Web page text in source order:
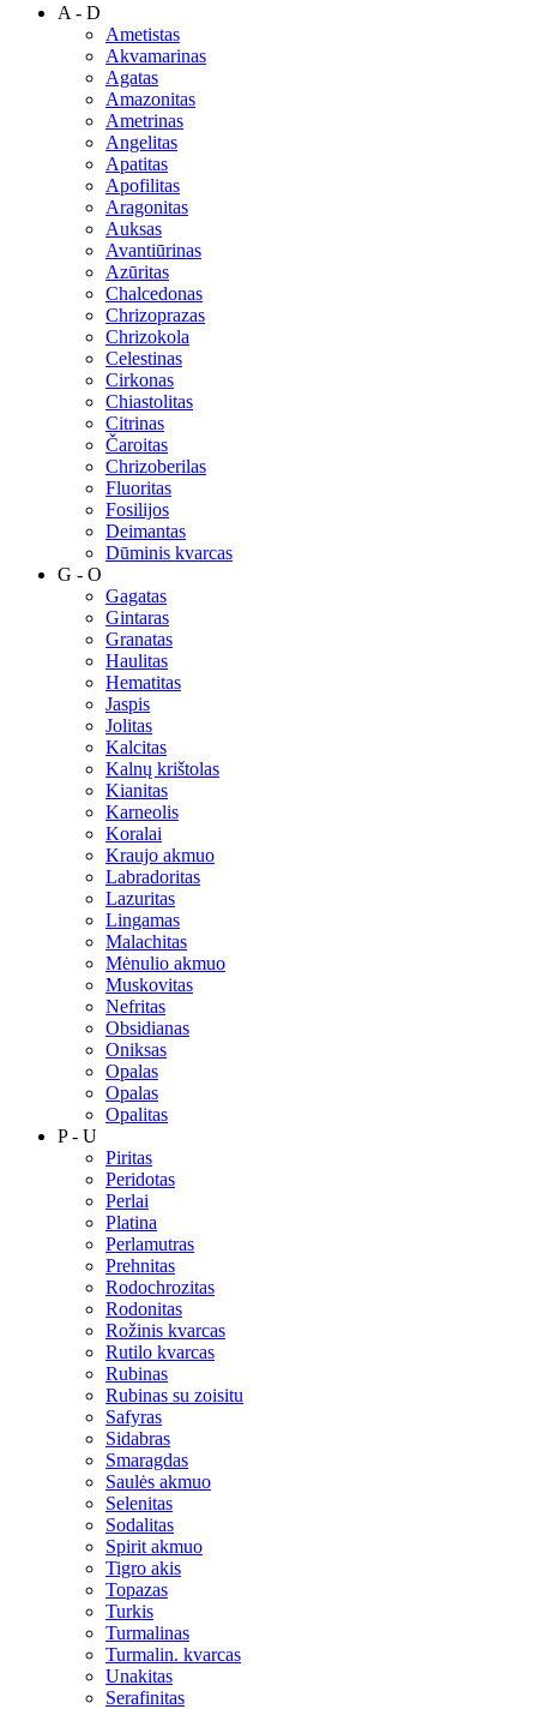
A - D
Ametistas
Akvamarinas
Agatas
Amazonitas
Ametrinas
Angelitas
Apatitas
Apofilitas
Aragonitas
Auksas
Avantiūrinas
Azūritas
Chalcedonas
Chrizoprazas
Chrizokola
Celestinas
Cirkonas
Chiastolitas
Citrinas
Čaroitas
Chrizoberilas
Fluoritas
Fosilijos
Deimantas
Dūminis kvarcas
G - O
Gagatas
Gintaras
Granatas
Haulitas
Hematitas
Jaspis
Jolitas
Kalcitas
Kalnų krištolas
Kianitas
Karneolis
Koralai
Kraujo akmuo
Labradoritas
Lazuritas
Lingamas
Malachitas
Mėnulio akmuo
Muskovitas
Nefritas
Obsidianas
Oniksas
Opalas
Opalas
Opalitas
P - U
Piritas
Peridotas
Perlai
Platina
Perlamutras
Prehnitas
Rodochrozitas
Rodonitas
Rožinis kvarcas
Rutilo kvarcas
Rubinas
Rubinas su zoisitu
Safyras
Sidabras
Smaragdas
Saulės akmuo
Selenitas
Sodalitas
Spirit akmuo
Tigro akis
Topazas
Turkis
Turmalinas
Turmalin. kvarcas
Unakitas
Serafinitas